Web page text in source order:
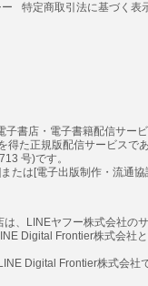
特定商取引法に基づく表
子書店・電子書籍配信サー
得た正規版配信サービスで
号)です。
たは[電子出版制作・流通
、LINEヤフー株式会社の
Digital Frontier株式会社
Digital Frontier株式会社で